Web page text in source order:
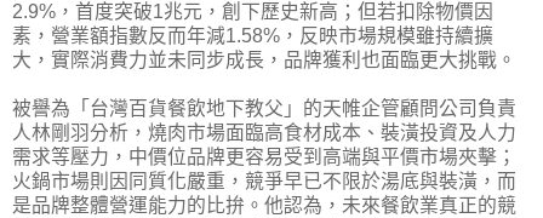
2.9%，首度突破1兆元，創下歷史新高；但若扣除物價因
素，營業額指數反而年減1.58%，反映市場規模雖持續擴
大，實際消費力並未同步成長，品牌獲利也面臨更大挑戰。
被譽為「台灣百貨餐飲地下教父」的天帷企管顧問公司負責
人林剛羽分析，燒肉市場面臨高食材成本、裝潢投資及人力
需求等壓力，中價位品牌更容易受到高端與平價市場夾擊；
火鍋市場則因同質化嚴重，競爭早已不限於湯底與裝潢，而
是品牌整體營運能力的比拚。他認為，未來餐飲業真正的競